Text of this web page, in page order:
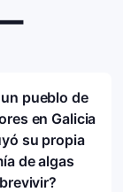
pueblo de
en Galicia
su propia
de algas